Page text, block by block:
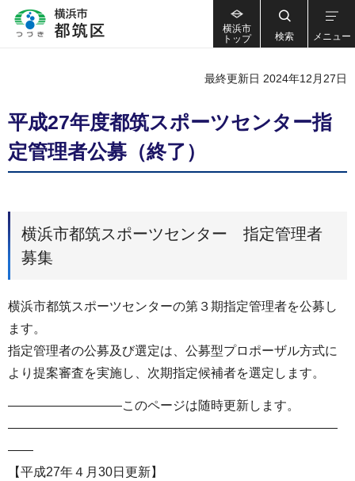
横浜市
トップ
検索 メニュー
最終更新日 2024年12月27日
平成27年度都筑スポーツセンター指
定管理者公募（終了）
横浜市都筑スポーツセンター 指定管理者
募集
横浜市都筑スポーツセンターの第３期指定管理者を公募し
ます。
指定管理者の公募及び選定は、公募型プロポーザル方式に
より提案審査を実施し、次期指定候補者を選定します。
―――――――――このページは随時更新します。
――――――――――――――――――――――――――
――
【平成27年４月30日更新】